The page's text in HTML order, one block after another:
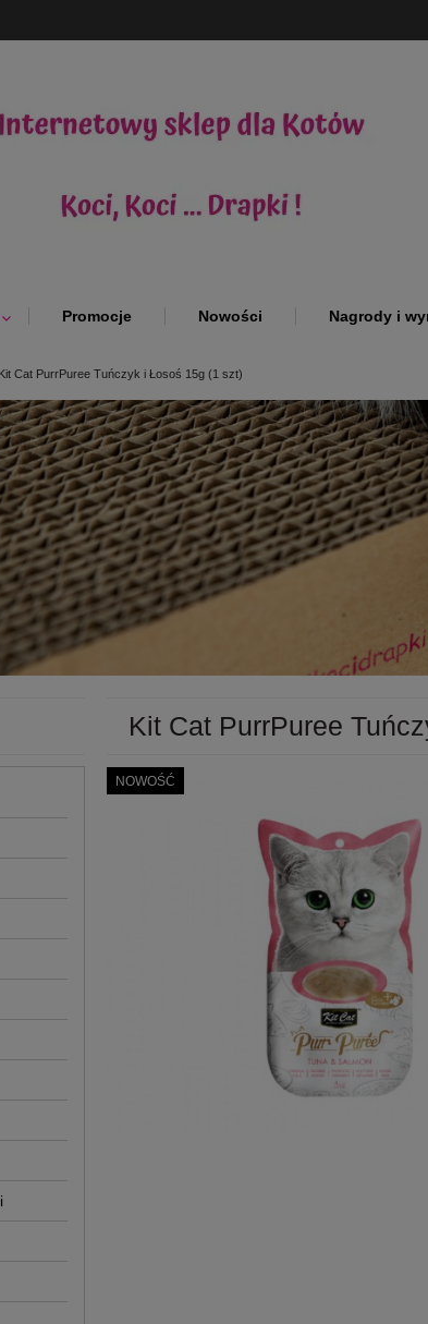
Promocje Nowości Nagrody i
Kit Cat PurrPuree Tuńczyk i Łosoś 15g (1 szt)
Kit Cat PurrPuree
NOWOŚĆ